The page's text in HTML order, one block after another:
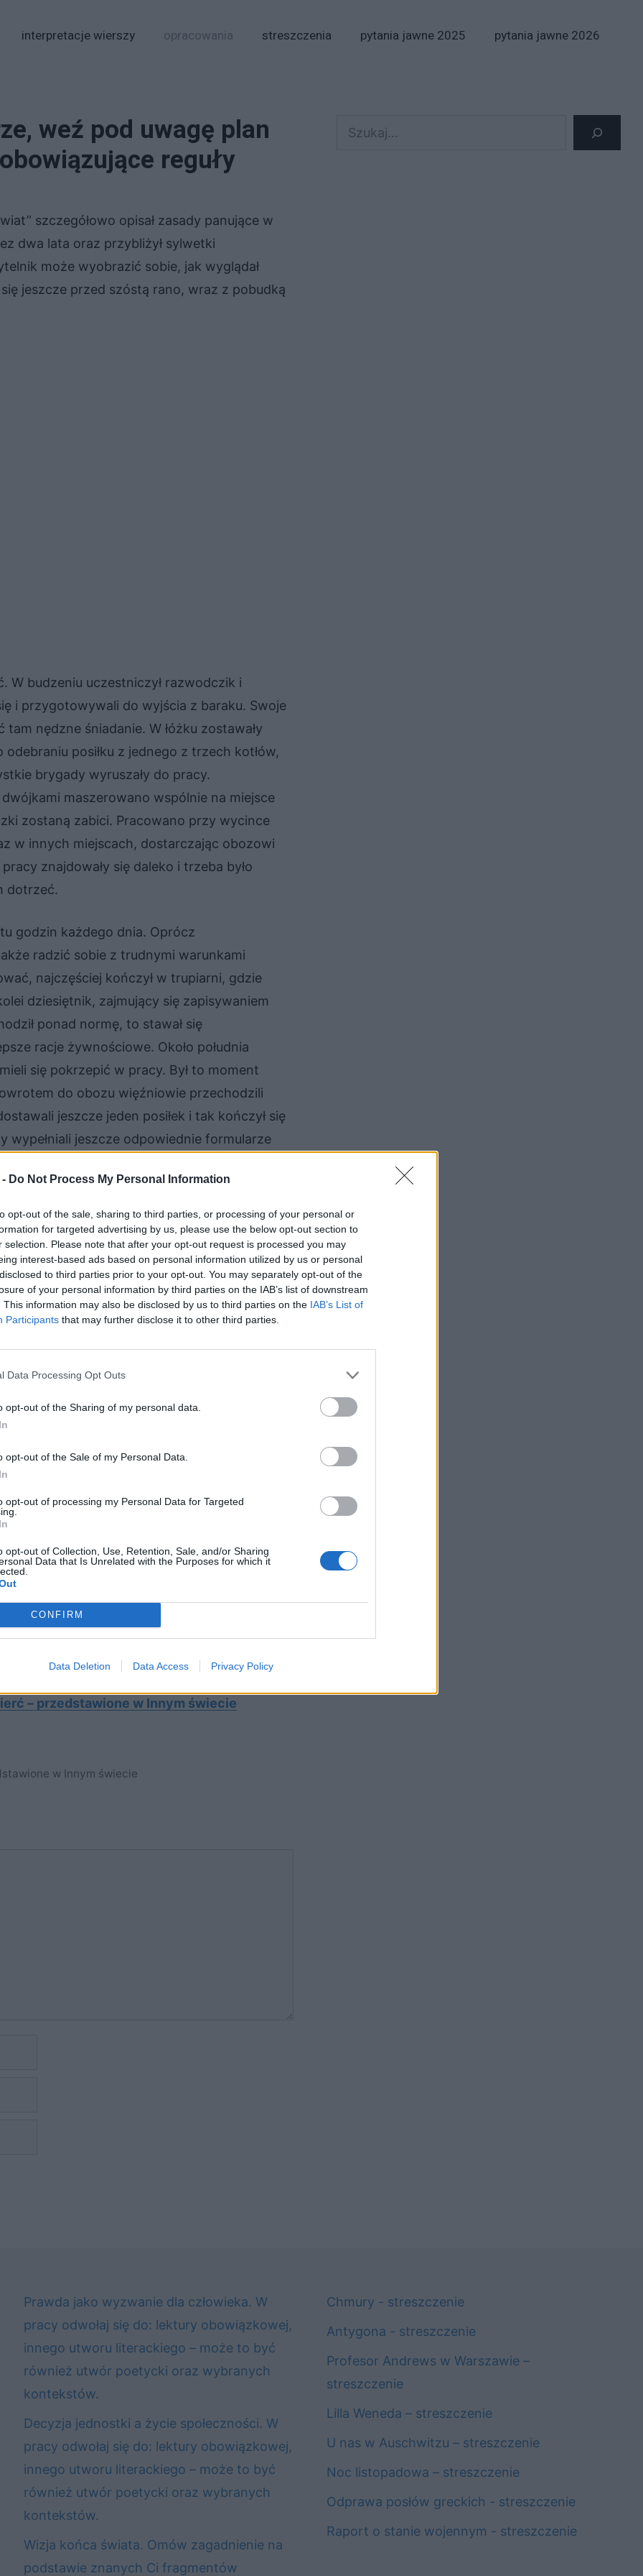
Do Not Process My Personal Information
opt-out of the sale, sharing to third parties, or processing of your personal or
for targeted advertising by us, please use the below opt-out section to
selection. Please note that after your opt-out request is processed you may
interest-based ads based on personal information utilized by us or personal
to third parties prior to your opt-out. You may separately opt-out of the
of your personal information by third parties on the IAB’s list of downstream
This information may also be disclosed by us to third parties on the IAB’s List of
Participants that may further disclose it to other third parties.
Data Processing Opt Outs
opt-out of the Sharing of my personal data.
opt-out of the Sale of my Personal Data.
opt-out of processing my Personal Data for Targeted
opt-out of Collection, Use, Retention, Sale, and/or Sharing
Data that Is Unrelated with the Purposes for which it
CONFIRM
Data Deletion Data Access Privacy Policy
interpretacje wierszy opracowania streszczenia pytania jawne 2025 pytania jawne 2026
weź pod uwagę plan
reguły
szczegółowo opisał zasady panujące w
dwa lata oraz przybliżył sylwetki
może wyobrazić sobie, jak wyglądał
jeszcze przed szóstą rano, wraz z pobudką
W budzeniu uczestniczył razwodczik i
i przygotowywali do wyjścia z baraku. Swoje
nędzne śniadanie. W łóżku zostawały
posiłku z jednego z trzech kotłów,
brygady wyruszały do pracy.
maszerowano wspólnie na miejsce
zostaną zabici. Pracowano przy wycince
w innych miejscach, dostarczając obozowi
znajdowały się daleko i trzeba było
dotrzeć.
godzin każdego dnia. Oprócz
radzić sobie z trudnymi warunkami
najczęściej kończył w trupiarni, gdzie
dziesiętnik, zajmujący się zapisywaniem
ponad normę, to stawał się
racje żywnościowe. Około południa
się pokrzepić w pracy. Był to moment
do obozu więźniowie przechodzili
jeszcze jeden posiłek i tak kończył się
wypełniali jeszcze odpowiednie formularze
się w barakach, gdzie więźniowie
przed kolejną dobą pełną
Często nie było sposobu na to, by od
śmiercią z wyczerpania, której obawiali
Omów zagadnienie na podstawie Innego
W swojej odpowiedzi uwzględnij również
– przedstawione w Innym świecie
w Innym świecie
Szukaj
Prawda jako wyzwanie dla człowieka. W
pracy odwołaj się do: lektury obowiązkowej,
innego utworu literackiego – może to być
również utwór poetycki oraz wybranych
kontekstów.
Decyzja jednostki a życie społeczności. W
pracy odwołaj się do: lektury obowiązkowej,
innego utworu literackiego – może to być
również utwór poetycki oraz wybranych
kontekstów.
Wizja końca świata. Omów zagadnienie na
podstawie znanych Ci fragmentów
Chmury - streszczenie
Antygona - streszczenie
Profesor Andrews w Warszawie –
streszczenie
Lilla Weneda – streszczenie
U nas w Auschwitzu – streszczenie
Noc listopadowa – streszczenie
Odprawa posłów greckich - streszczenie
Raport o stanie wojennym - streszczenie